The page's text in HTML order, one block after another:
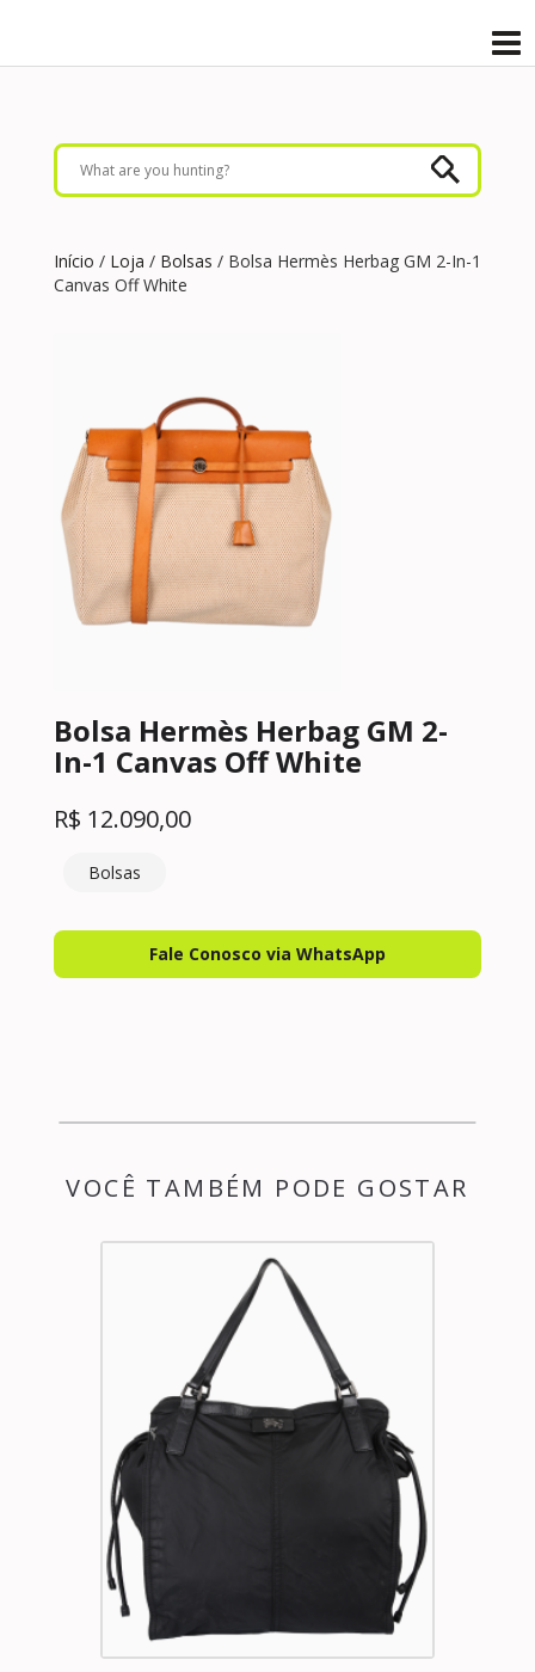
Início / Loja / Bolsas / Bolsa Hermès Herbag GM 2-In-1
Canvas Off White
Bolsa Hermès Herbag GM 2-
In-1 Canvas Off White
R$ 12.090,00
Bolsas
Fale Conosco via WhatsApp
VOCÊ TAMBÉM PODE GOSTAR